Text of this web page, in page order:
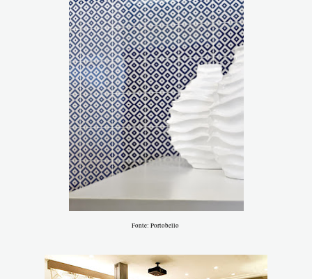
Fonte: Portobello